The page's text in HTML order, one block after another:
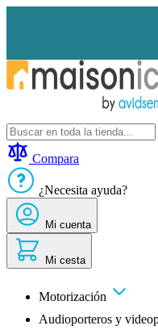
Motorización
y
Solar
ahorro
de
Seguridad
doméstico
Compara
¿Necesita ayuda?
Mi cuenta
Mi cesta
Motorización
Audioporteros y